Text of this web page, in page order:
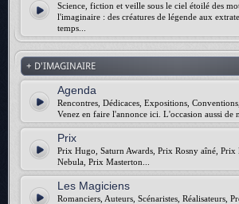
Science, fiction et veille sous le ciel étoilé des
l'imaginaire : des créatures de légende aux
temps...
+ D'IMAGINAIRE
Agenda
Rencontres, Dédicaces, Expositions, Conventions,
Venez en faire l'annonce ici. L'occasion aussi de
Prix
Prix Hugo, Saturn Awards, Prix Rosny aîné,
Nebula, Prix Masterton...
Les Magiciens
Romanciers, Auteurs, Scénaristes, Réalisateurs,